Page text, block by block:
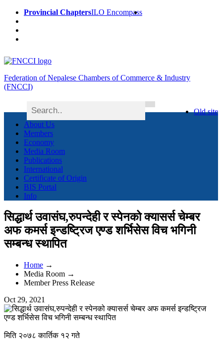
Provincial ChaptersILO Encompass
Federation of Nepalese Chambers of Commerce & Industry
(FNCCI)
Old site
About Us
Members
Economy
Media Room
Publications
International
Certificate of Origin
BIS Portal
Info
सिद्धार्थ उवासंघ,रुपन्देही र स्पेनको क्यासर्स चेम्बर
अफ कमर्स इन्डष्ट्रिज एण्ड शर्भिसेस विच भगिनी
सम्बन्ध स्थापित
Home →
Media Room →
Member Press Release
Oct 29, 2021
मिति २०७८ कार्तिक १२ गते